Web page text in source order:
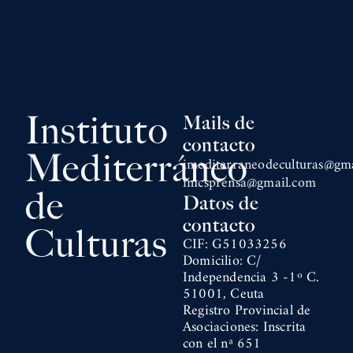
Instituto
Mediterráneo
de
Culturas
Mails de
contacto
imcsprensa@gmail.com
Datos de
contacto
CIF: G51033256
Domicilio: C/
Independencia 3 -1º C.
51001, Ceuta
Registro Provincial de
Asociaciones: Inscrita
con el nª 651